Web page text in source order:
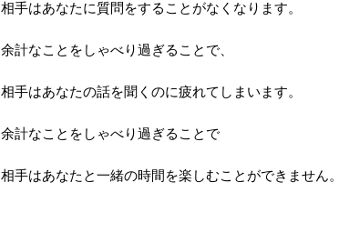
相手はあなたに質問をすることがなくなります。
余計なことをしゃべり過ぎることで、
相手はあなたの話を聞くのに疲れてしまいます。
余計なことをしゃべり過ぎることで
相手はあなたと一緒の時間を楽しむことができません。